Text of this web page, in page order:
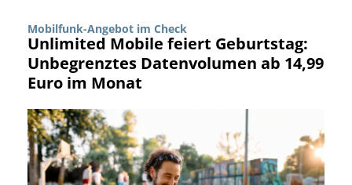
Mobilfunk-Angebot im Check
Unlimited Mobile feiert Geburtstag:
Unbegrenztes Datenvolumen ab 14,99
Euro im Monat